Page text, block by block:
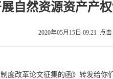
自然资源资产产
2020年05月15日 09:21 点
改革论文征集的函》转发给你